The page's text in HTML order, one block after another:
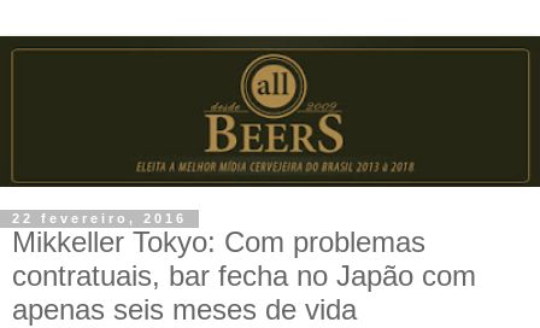
22 fevereiro, 2016
Mikkeller Tokyo: Com problemas
contratuais, bar fecha no Japão com
apenas seis meses de vida